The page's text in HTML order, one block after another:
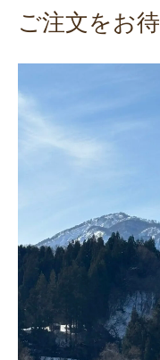
ご注文をお